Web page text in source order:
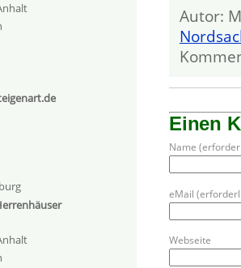
Autor:
Einen
Name
eMail
Webseite